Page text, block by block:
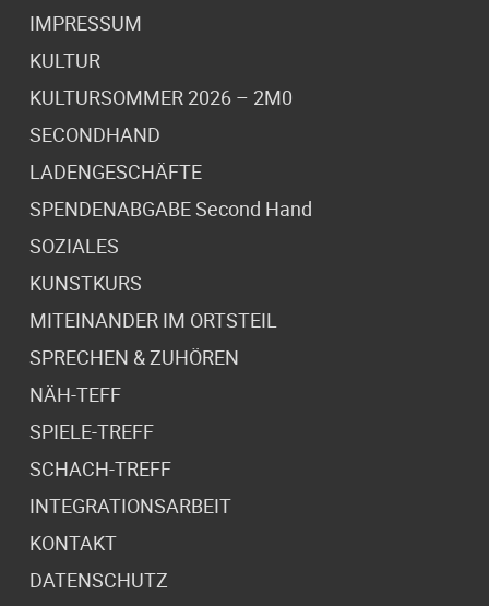
IMPRESSUM
KULTUR
KULTURSOMMER 2026 – 2M0
SECONDHAND
LADENGESCHÄFTE
SPENDENABGABE Second Hand
SOZIALES
KUNSTKURS
MITEINANDER IM ORTSTEIL
SPRECHEN & ZUHÖREN
NÄH-TEFF
SPIELE-TREFF
SCHACH-TREFF
INTEGRATIONSARBEIT
KONTAKT
DATENSCHUTZ